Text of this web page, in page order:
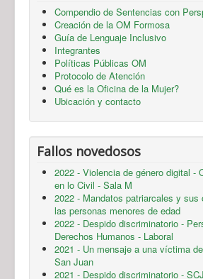
Compendio de Sentencias con
Creación de la OM Formosa
Guía de Lenguaje Inclusivo
Integrantes
Políticas Públicas OM
Protocolo de Atención
Qué es la Oficina de la Mujer?
Ubicación y contacto
Fallos novedosos
2022 - Violencia de género digital -
en lo Civil - Sala M
2022 - Mandatos patriarcales y sus
las personas menores de edad
2022 - Despido discriminatorio -
Derechos Humanos - Laboral
2021 - Un mensaje a una víctima
San Juan
2021 - Despido discriminatorio -